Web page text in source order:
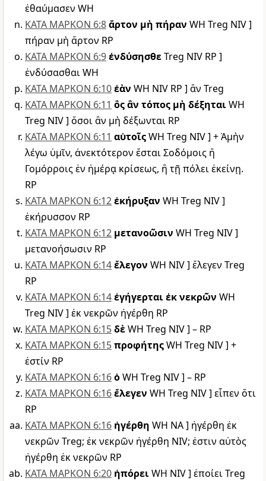
ἐθαύμασεν WH
ΚΑΤΑ ΜΑΡΚΟΝ 6:8ἄρτον μὴ πήραν WH Treg NIV ]
πήραν μὴ ἄρτον RP
ΚΑΤΑ ΜΑΡΚΟΝ 6:9ἐνδύσησθεTreg NIV RP ]
ἐνδύσασθαι WH
ΚΑΤΑ ΜΑΡΚΟΝ 6:10ἐὰν WH NIV RP ] ἂν Treg
ΚΑΤΑ ΜΑΡΚΟΝ 6:11 ὃς ἂν τόπος μὴ δέξηταιWH
Treg NIV ] ὅσοι ἂν μὴ δέξωνται RP
ΚΑΤΑ ΜΑΡΚΟΝ 6:11 αὐτοῖςWH Treg NIV ] + Ἀμὴν
λέγω ὑμῖν, ἀνεκτότερον ἔσται Σοδόμοις ἢ
Γομόρροις ἐν ἡμέρᾳ κρίσεως, ἢ τῇ πόλει ἐκείνῃ.
RP
ΚΑΤΑ ΜΑΡΚΟΝ 6:12ἐκήρυξαν WH Treg NIV ]
ἐκήρυσσον RP
ΚΑΤΑ ΜΑΡΚΟΝ 6:12 μετανοῶσιν WH Treg NIV ]
μετανοήσωσιν RP
ΚΑΤΑ ΜΑΡΚΟΝ 6:14ἔλεγον WH NIV ] ἔλεγεν Treg
RP
ΚΑΤΑ ΜΑΡΚΟΝ 6:14ἐγήγερται ἐκ νεκρῶν WH
Treg NIV ] ἐκ νεκρῶν ἠγέρθη RP
ΚΑΤΑ ΜΑΡΚΟΝ 6:15δὲWH Treg NIV ] – RP
ΚΑΤΑ ΜΑΡΚΟΝ 6:15προφήτηςWH Treg NIV ] +
ἐστίν RP
ΚΑΤΑ ΜΑΡΚΟΝ 6:16ὁWH Treg NIV ] – RP
ΚΑΤΑ ΜΑΡΚΟΝ 6:16ἔλεγεν WH Treg NIV ] εἶπεν ὅτι
RP
ΚΑΤΑ ΜΑΡΚΟΝ 6:16 ἠγέρθη WH NA ] ἠγέρθη ἐκ
νεκρῶν Treg; ἐκ νεκρῶν ἠγέρθη NIV; ἐστιν αὐτὸς
ἠγέρθη ἐκ νεκρῶν RP
ΚΑΤΑ ΜΑΡΚΟΝ 6:20 ἠπόρειWH NIV ] ἐποίει Treg